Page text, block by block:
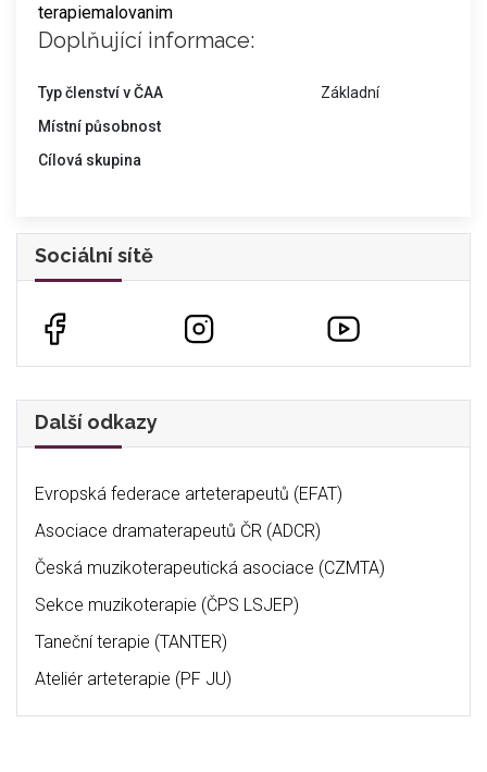
terapiemalovanim
Doplňující informace:
Typ členství v ČAA
Základní
Místní působnost
Cílová skupina
Sociální sítě
Další odkazy
Evropská federace arteterapeutů (EFAT)
Asociace dramaterapeutů ČR (ADCR)
Česká muzikoterapeutická asociace (CZMTA)
Sekce muzikoterapie (ČPS LSJEP)
Taneční terapie (TANTER)
Ateliér arteterapie (PF JU)